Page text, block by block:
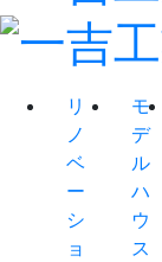
リ
ノ
ベ
ー
シ
ョ
モ
デ
ル
ハ
ウ
ス